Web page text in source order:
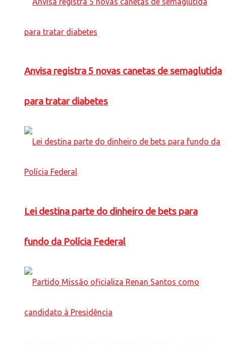
Anvisa registra 5 novas canetas de semaglutida
para tratar diabetes
Lei destina parte do dinheiro de bets para
fundo da Polícia Federal